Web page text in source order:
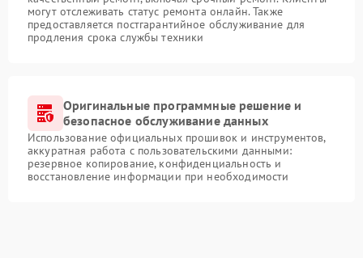
могут отслеживать статус ремонта онлайн. Также
предоставляется постгарантийное обслуживание для
продления срока службы техники
Оригинальные программные решение и
безопасное обслуживание данных
Использование официальных прошивок и инструментов,
аккуратная работа с пользовательскими данными:
резервное копирование, конфиденциальность и
восстановление информации при необходимости